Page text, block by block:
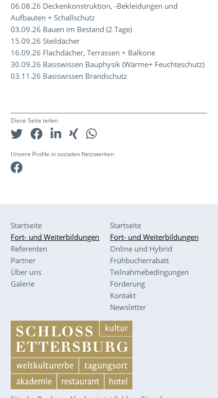
06.08.26 Deckenkonstruktion, -Bekleidungen und
Aufbauten + Schallschutz
03.09.26 Bauen im Bestand (2 Tage)
15.09.26 Steildächer
16.09.26 Flachdächer, Terrassen + Balkone
30.09.26 Basiswissen Bauphysik (Wärme+ Feuchteschutz)
03.11.26 Basiswissen Brandschutz
Diese Seite teilen
Unsere Profile in sozialen Netzwerken
Startseite
Fort- und Weiterbildungen
Referenten
Partner
Über uns
Galerie
Startseite
Fort- und Weiterbildungen
Online und Hybrid
Frühbucherrabatt
Teilnahmebedingungen
Förderung
Kontakt
Newsletter